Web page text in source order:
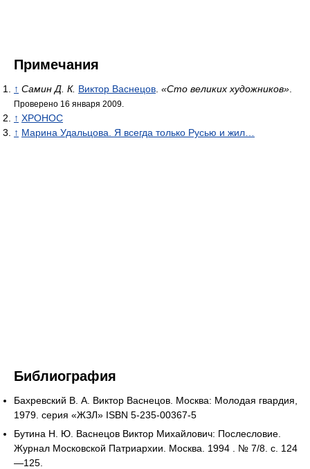
Примечания
↑ Самин Д. К. Виктор Васнецов «Сто великих художников»
Проверено 16 января 2009.
↑ XPOHOC
↑ Марина Удальцова. Я всегда только Русью и жил…
Библиография
Бахревский В. А. Виктор Васнецов. Москва: Молодая гвардия,
1979. серия «ЖЗЛ» ISBN 5-235-00367-5
Бутина Н. Ю. Васнецов Виктор Михайлович: Послесловие.
Журнал Московской Патриархии. Москва. 1994 . № 7/8. с. 124
—125.